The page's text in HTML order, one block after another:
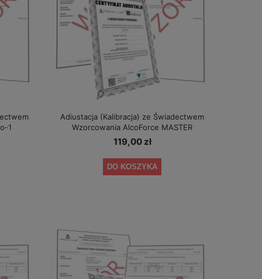
1
Adiustacja (Kalibracja) ze Świadectwem
Wzorcowania AlcoForce MASTER
119,00 zł
DO KOSZYKA